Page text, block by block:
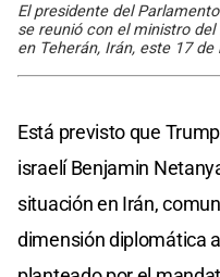
El presidente del
se reunió con el ministro
en Teherán, Irán, este 17 de
Está previsto que
israelí Benjamin
situación en Irán,
dimensión diplomática